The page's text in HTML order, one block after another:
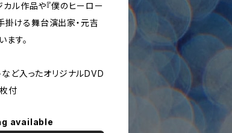
カル作品や『僕のヒーロー
ける舞台演出家・元吉
ます。
など入ったオリジナルDVD
付
available